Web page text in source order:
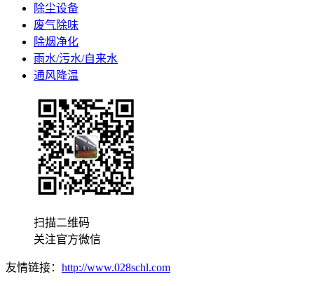
除尘设备
废气除味
除烟净化
雨水/污水/自来水
通风降温
扫描二维码
关注官方微信
友情链接： http://www.028schl.com